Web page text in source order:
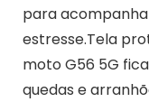
para
estresse.Tela
moto G56 5G
quedas e